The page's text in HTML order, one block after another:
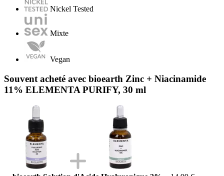
Nickel Tested
Mixte
Vegan
Souvent acheté avec bioearth Zinc + Niacinamide
11% ELEMENTA PURIFY, 30 ml